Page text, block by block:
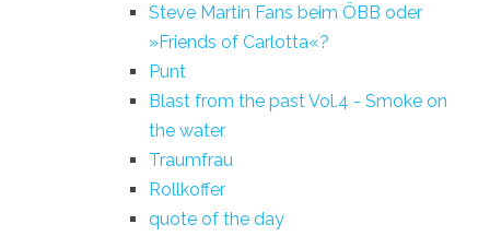
Steve Martin Fans beim ÖBB oder
»Friends of Carlotta«?
Punt
Blast from the past Vol.4 - Smoke on
the water
Traumfrau
Rollkoffer
quote of the day